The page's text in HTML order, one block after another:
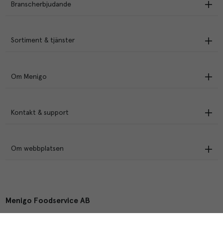
Branscherbjudande
Sortiment & tjänster
Om Menigo
Kontakt & support
Om webbplatsen
Menigo Foodservice AB